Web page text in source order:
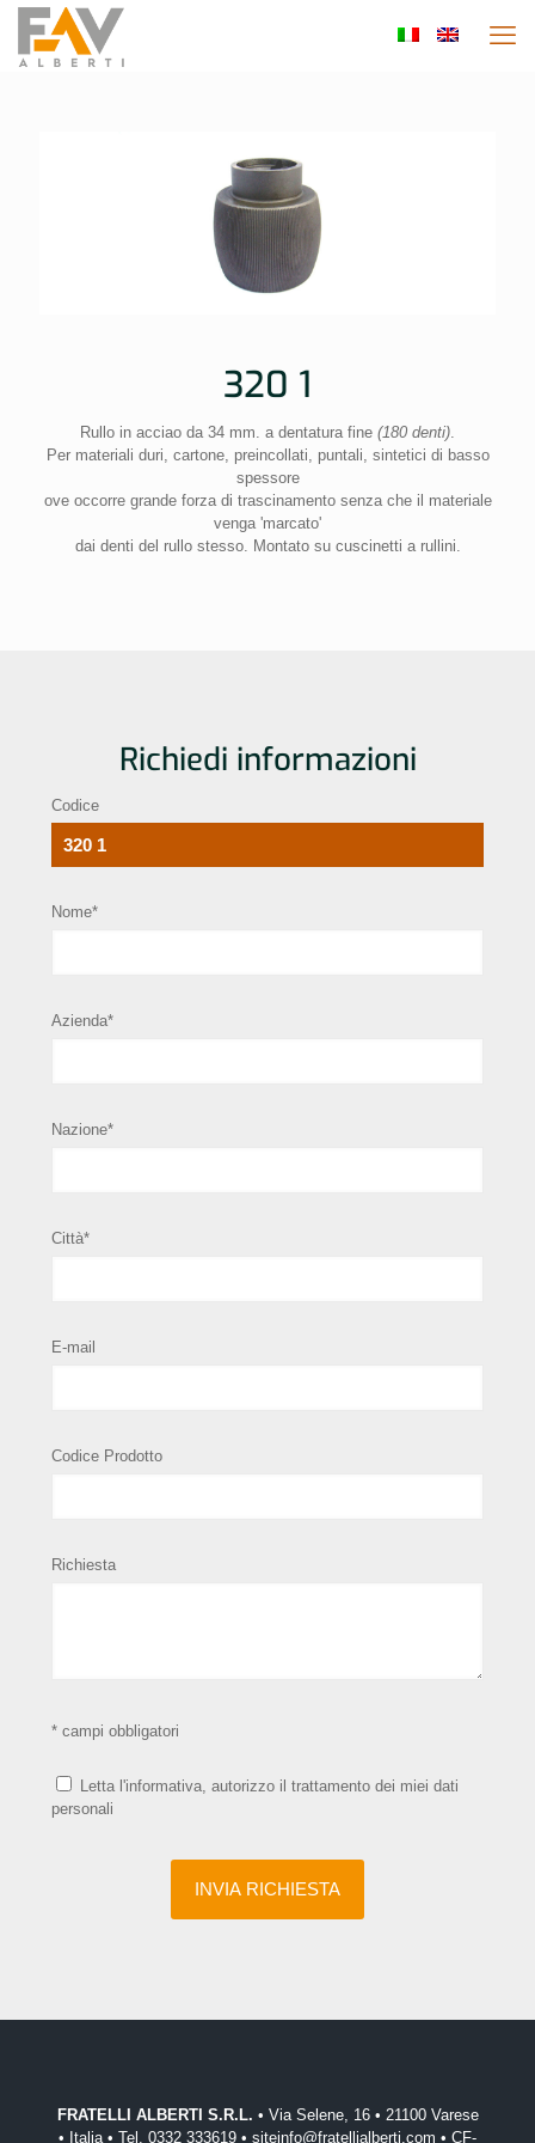
320 1
Rullo in acciao da 34 mm. a dentatura fine (180 denti)
Per materiali duri, cartone, preincollati, puntali, sintetici di basso
spessore
ove occorre grande forza di trascinamento senza che il materiale
venga 'marcato'
dai denti del rullo stesso. Montato su cuscinetti a rullini.
Richiedi informazioni
Codice
Nome*
Azienda*
Nazione*
Città*
E-mail
Codice Prodotto
Richiesta
* campi obbligatori
Letta l'informativa, autorizzo il trattamento dei miei dati
personali
FRATELLI ALBERTI S.R.L. • Via Selene, 16 • 21100 Varese
• Italia • Tel. 0332 333619 • siteinfo@fratellialberti.com • CF-